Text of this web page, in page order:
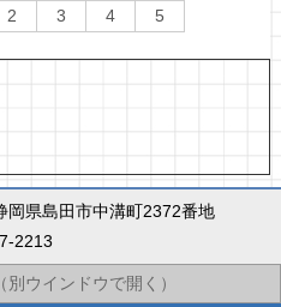
2 3 4 5
岡県島田市中溝町2372番地
2213
ウインドウで開く）